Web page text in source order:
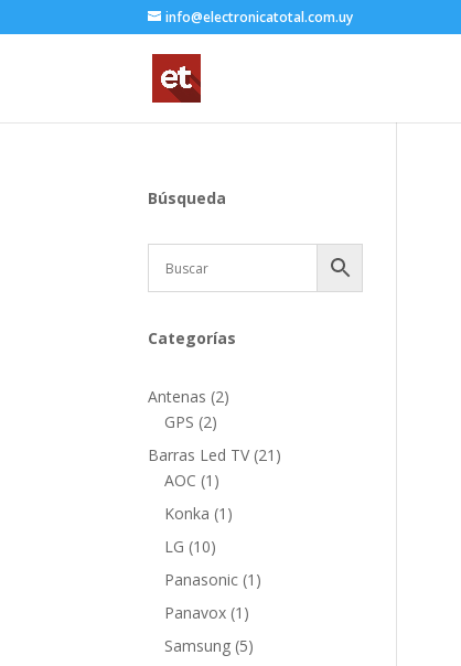
info@electronicatotal.com.uy
Búsqueda
Categorías
Antenas 22
GPS 22
productos
Barras Led TV 21 21
AOC 1 1
producto
Konka 1 1
LG 1010
productos
Panasonic 1 1
Panavox 1 1
producto
Samsung 55